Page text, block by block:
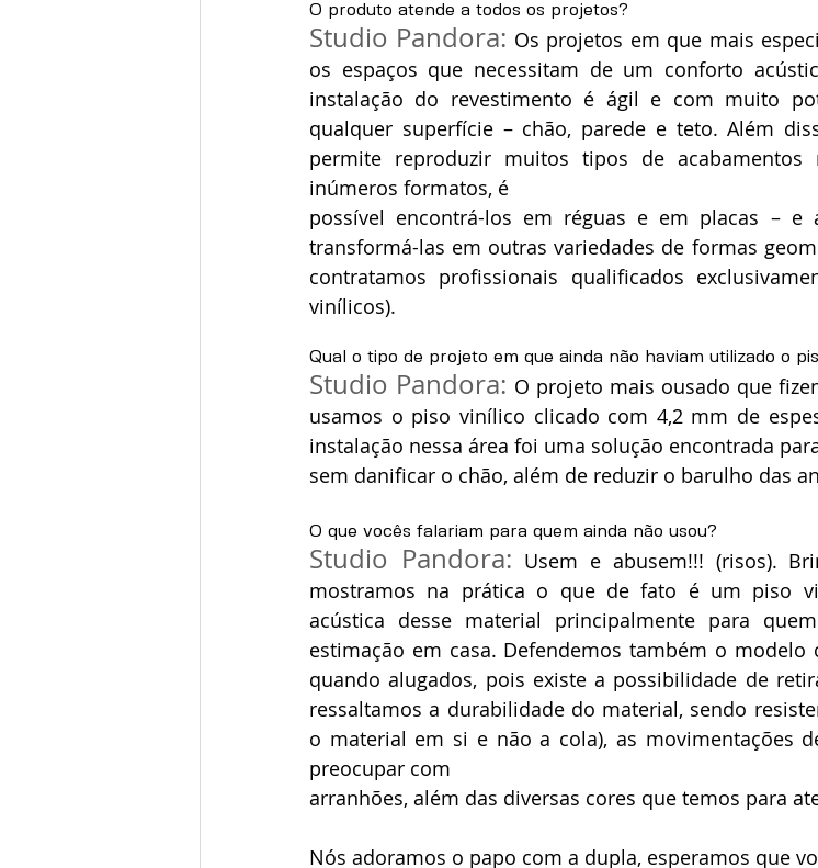
O produto atende a todos os projetos?
Studio Pandora: Os projetos em que mais
os espaços que necessitam de um conforto
instalação do revestimento é ágil e com muito
qualquer superfície – chão, parede e teto. Além
permite reproduzir muitos tipos de acabamentos
inúmeros formatos, é
possível encontrá-los em réguas e em placas – e
transformá-las em outras variedades de formas
contratamos profissionais qualificados
vinílicos).
Qual o tipo de projeto em que ainda não haviam utilizado o
Studio Pandora: O projeto mais ousado que
usamos o piso vinílico clicado com 4,2 mm de
instalação nessa área foi uma solução encontrada
sem danificar o chão, além de reduzir o barulho das
O que vocês falariam para quem ainda não usou?
Studio Pandora: Usem e abusem!!! (risos).
mostramos na prática o que de fato é um piso
acústica desse material principalmente para
estimação em casa. Defendemos também o
quando alugados, pois existe a possibilidade de
ressaltamos a durabilidade do material, sendo
o material em si e não a cola), as movimentações
preocupar com
arranhões, além das diversas cores que temos para
Nós adoramos o papo com a dupla, esperamos que